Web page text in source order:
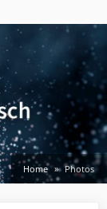
Home Photos